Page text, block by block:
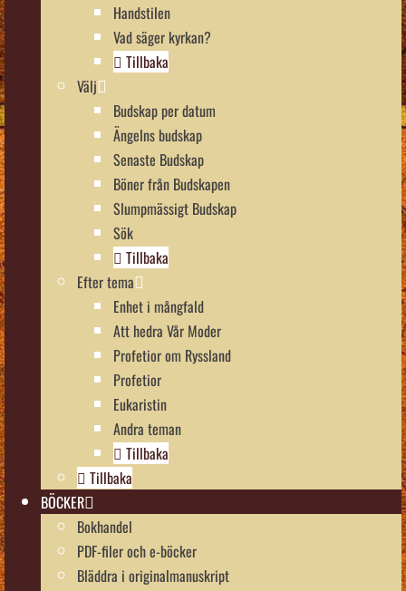
Handstilen
Vad säger kyrkan?
Tillbaka
Välj
Budskap per datum
Ängelns budskap
Senaste Budskap
Böner från Budskapen
Slumpmässigt Budskap
Sök
Tillbaka
Efter tema
Enhet i mångfald
Att hedra Vår Moder
Profetior om Ryssland
Profetior
Eukaristin
Andra teman
Tillbaka
Tillbaka
BÖCKER
Bokhandel
PDF-filer och e-böcker
Bläddra i originalmanuskript